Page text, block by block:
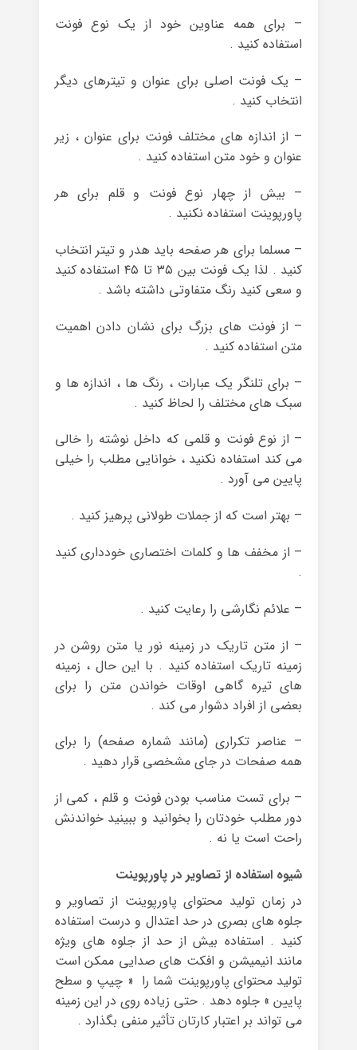
– برای همه عناوین خود از یک نوع فونت
استفاده کنید .
– یک فونت اصلی برای عنوان و تیترهای دیگر
انتخاب کنید .
– از اندازه های مختلف فونت برای عنوان ، زیر
عنوان و خود متن استفاده کنید .
– بیش از چهار نوع فونت و قلم برای هر
پاورپوینت استفاده نکنید .
– مسلما برای هر صفحه باید هدر و تیتر انتخاب
کنید . لذا یک فونت بین ۳۵ تا ۴۵ استفاده کنید
و سعی کنید رنگ متفاوتی داشته باشد .
– از فونت های بزرگ برای نشان دادن اهمیت
متن استفاده کنید .
– برای تلنگر یک عبارات ، رنگ ها ، اندازه ها و
سبک های مختلف را لحاظ کنید .
– از نوع فونت و قلمی که داخل نوشته را خالی
می کند استفاده نکنید ، خوانایی مطلب را خیلی
پایین می آورد .
– بهتر است که از جملات طولانی پرهیز کنید .
– از مخفف ها و کلمات اختصاری خودداری کنید
.
– علائم نگارشی را رعایت کنید .
– از متن تاریک در زمینه نور یا متن روشن در
زمینه تاریک استفاده کنید . با این حال ، زمینه
های تیره گاهی اوقات خواندن متن را برای
بعضی از افراد دشوار می کند .
– عناصر تکراری (مانند شماره صفحه) را برای
همه صفحات در جای مشخصی قرار دهید .
– برای تست مناسب بودن فونت و قلم ، کمی از
دور مطلب خودتان را بخوانید و ببینید خواندنش
راحت است یا نه .
شیوه استفاده از تصاویر در پاورپوینت
در زمان تولید محتوای پاورپوینت از تصاویر و
جلوه های بصری در حد اعتدال و درست استفاده
کنید . استفاده بیش از حد از جلوه های ویژه
مانند انیمیشن و افکت های صدایی ممکن است
تولید محتوای پاورپوینت شما را « چیپ و سطح
پایین » جلوه دهد . حتی زیاده روی در این زمینه
می تواند بر اعتبار کارتان تأثیر منفی بگذارد .